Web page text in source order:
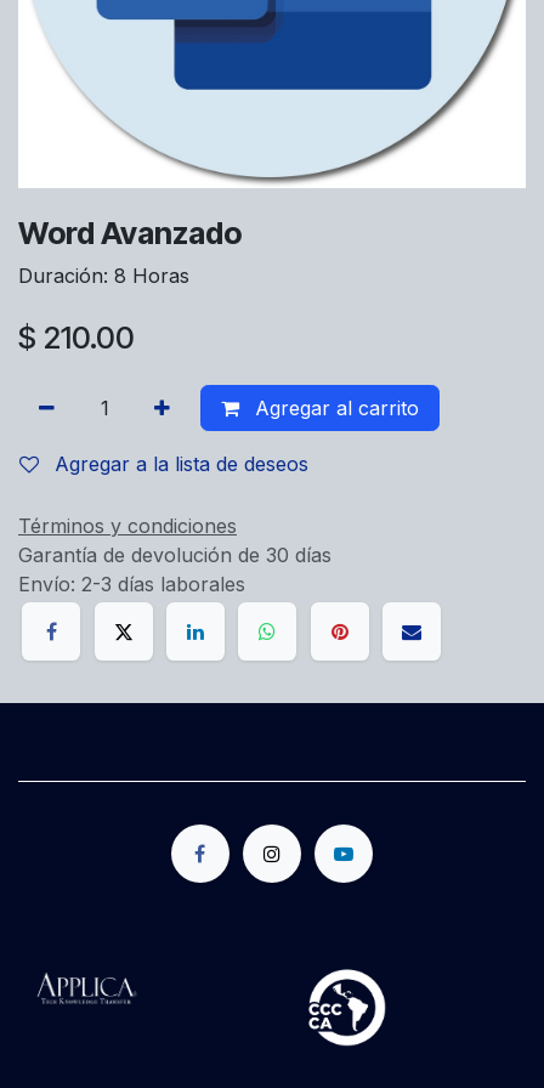
Word Avanzado
Duración: 8 Horas
$ 210.00
Agregar al carrito
Agregar a la lista de deseos
Términos y condiciones
Garantía de devolución de 30 días
Envío: 2-3 días laborales